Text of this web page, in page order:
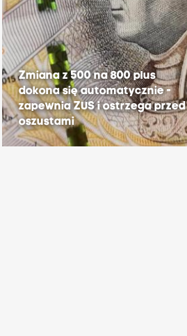
Zmiana z 500 na 800 plus
dokona się automatycznie -
zapewnia ZUS i ostrzega przed
oszustami